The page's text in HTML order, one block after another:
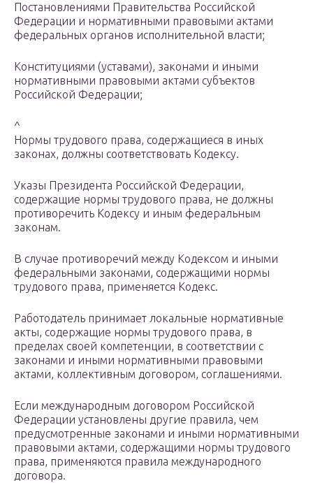
Постановлениями Правительства Российской
Федерации и норматив­ными правовыми актами
федеральных органов исполнительной власти;
Конституциями (уставами), законами и иными
нормативными право­выми актами субъектов
Российской Федерации;
^
Нормы трудового права, содержащиеся в иных
законах, должны со­ответствовать Кодексу.
Указы Президента Российской Федерации,
содержащие нормы трудового права, не должны
противоречить Кодексу и иным федеральным
законам.
В случае противоречий между Кодексом и иными
федеральными зако­нами, содержащими нормы
трудового права, применяется Кодекс.
Работодатель принимает локальные нормативные
акты, содержащие нормы трудового права, в
пределах своей компетенции, в соответствии с
законами и иными нормативными правовыми
актами, коллективным до­говором, соглашениями.
Если международным договором Российской
Федерации установлены другие правила, чем
предусмотренные законами и иными нормативными
правовыми актами, содержащими нормы трудового
права, применяются правила международного
договора.